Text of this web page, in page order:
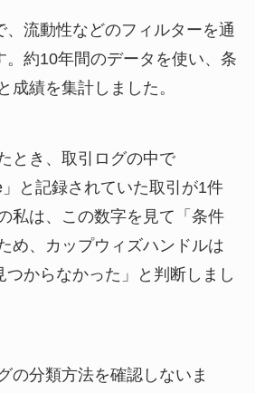
、流動性などのフィルターを通
。約10年間のデータを使い、条
成績を集計しました。
とき、取引ログの中で
」と記録されていた取引が1件
私は、この数字を見て「条件
め、カップウィズハンドルは
つからなかった」と判断しまし
の分類方法を確認しないま